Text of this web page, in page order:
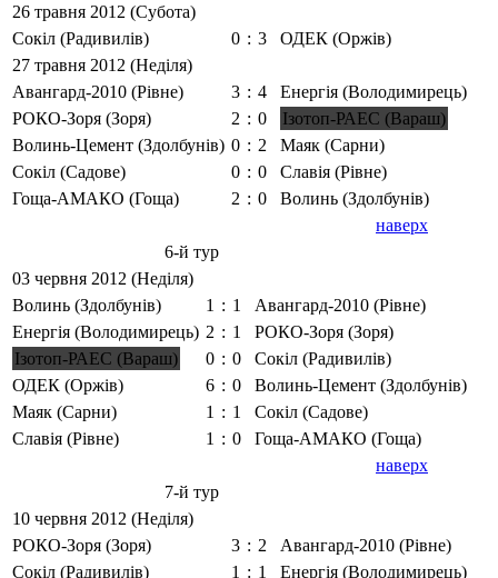
26 травня 2012 (Субота)
Сокіл (Радивилів)
0 : 3
ОДЕК (Оржів)
27 травня 2012 (Неділя)
Авангард-2010 (Рівне)
3 : 4
Енергія (Володимирець)
РОКО-Зоря (Зоря)
2 : 0
Ізотоп-РАЕС (Вараш)
Волинь-Цемент (Здолбунів) 0 : 2
Маяк (Сарни)
Сокіл (Садове)
0 : 0
Славія (Рівне)
Гоща-АМАКО (Гоща)
2 : 0
Волинь (Здолбунів)
наверх
6-й тур
03 червня 2012 (Неділя)
Волинь (Здолбунів)
1 : 1
Авангард-2010 (Рівне)
Енергія (Володимирець) 2 : 1
РОКО-Зоря (Зоря)
Ізотоп-РАЕС (Вараш)
0 : 0
Сокіл (Радивилів)
ОДЕК (Оржів)
6 : 0
Волинь-Цемент (Здолбунів)
Маяк (Сарни)
1 : 1
Сокіл (Садове)
Славія (Рівне)
1 : 0
Гоща-АМАКО (Гоща)
наверх
7-й тур
10 червня 2012 (Неділя)
РОКО-Зоря (Зоря)
3 : 2
Авангард-2010 (Рівне)
Сокіл (Радивилів)
1 : 1 Енергія (Володимирець)